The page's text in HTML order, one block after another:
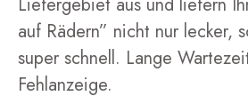
auf Rädern” nicht nur lecker,
super schnell. Lange
Fehlanzeige.